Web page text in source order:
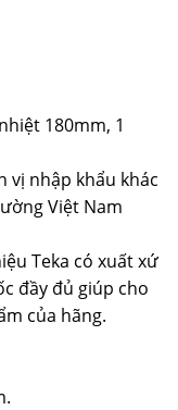
180mm, 1
vị nhập khẩu khác
Việt Nam
Teka có xuất xứ
đầy đủ giúp cho
của hãng.